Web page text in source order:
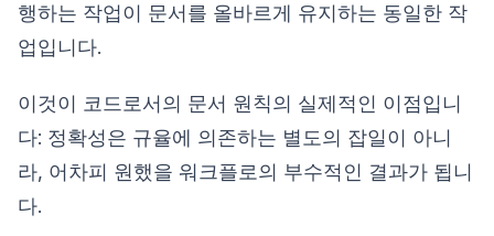
행하는 작업이 문서를 올바르게 유지하는 동일한 작
업입니다.
이것이 코드로서의 문서 원칙의 실제적인 이점입니
다: 정확성은 규율에 의존하는 별도의 잡일이 아니
라, 어차피 원했을 워크플로의 부수적인 결과가 됩니
다.